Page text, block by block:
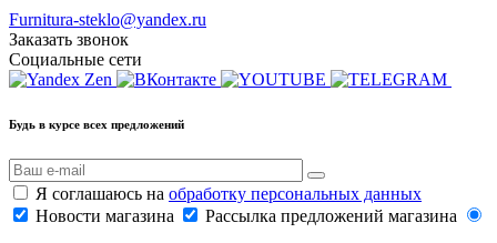
Furnitura-steklo@yandex.ru
Заказать звонок
Социальные сети
Будь в курсе всех предложений
Я соглашаюсь на обработку персональных данных
Новости магазина
Рассылка предложений магазина